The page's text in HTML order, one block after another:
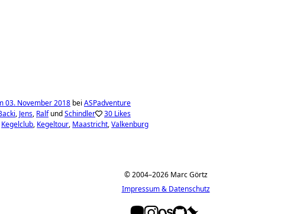
03. November 2018 bei ASPadventure
, Jens, Ralf undSchindler
30 Likes
Kegelclub Kegeltour Maastricht Valkenburg
© 2004–2026 Marc Görtz
Impressum & Datenschutz